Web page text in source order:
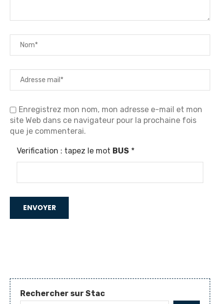
Enregistrez mon nom, mon adresse e-mail et mon
site Web dans ce navigateur pour la prochaine fois
que je commenterai.
Verification : tapez le mot BUS *
Rechercher sur Stac